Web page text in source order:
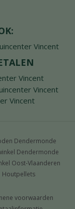
Dendermonde
Dendermonde
Oost-Vlaanderen
Houtpellets
voorwaarden